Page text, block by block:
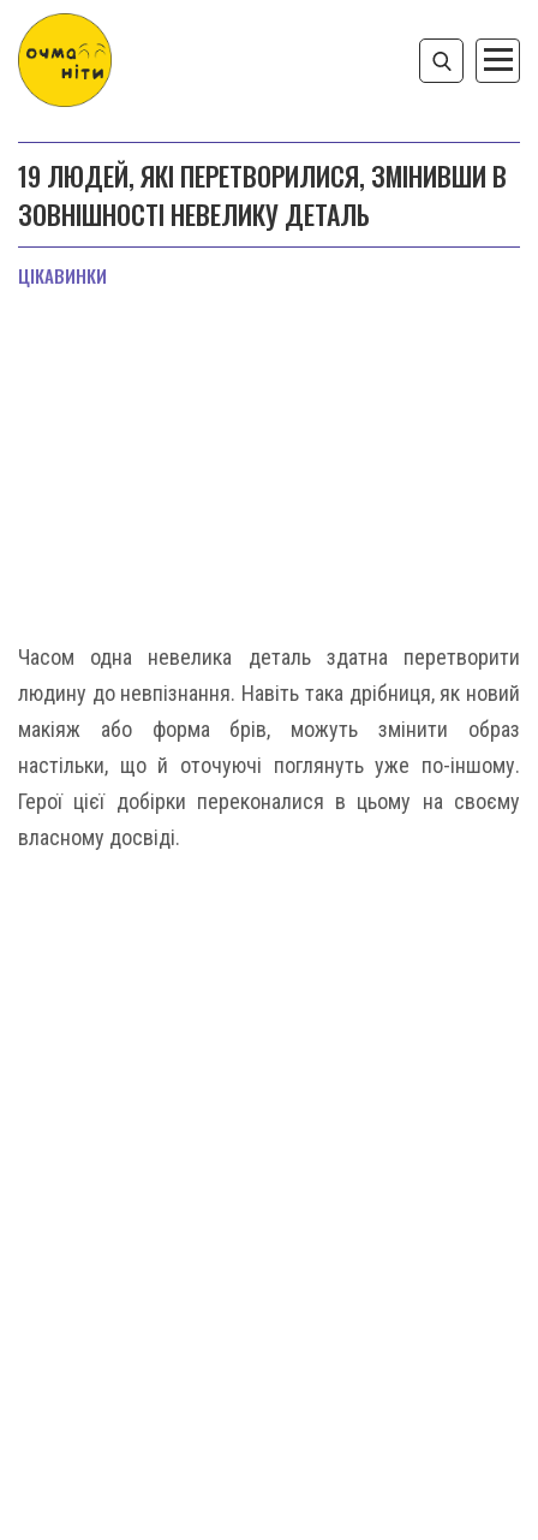
19 ЛЮДЕЙ, ЯКІ ПЕРЕТВОРИЛИСЯ, ЗМІНИВШИ В
ЗОВНІШНОСТІ НЕВЕЛИКУ ДЕТАЛЬ
ЦІКАВИНКИ
Часом одна невелика деталь здатна перетворити
людину до невпізнання. Навіть така дрібниця, як новий
макіяж або форма брів, можуть змінити образ
настільки, що й оточуючі поглянуть уже по-іншому.
Герої цієї добірки переконалися в цьому на своєму
власному досвіді.